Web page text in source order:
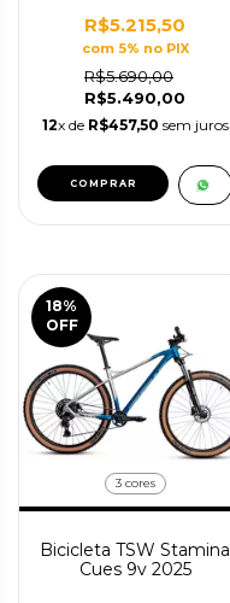
R$5.215,50
com 5% no PIX
R$5.690,00
R$5.490,00
12x de R$457,50 sem juros
COMPRAR
18%
OFF
3 cores
Bicicleta TSW Stamina
Cues 9v 2025